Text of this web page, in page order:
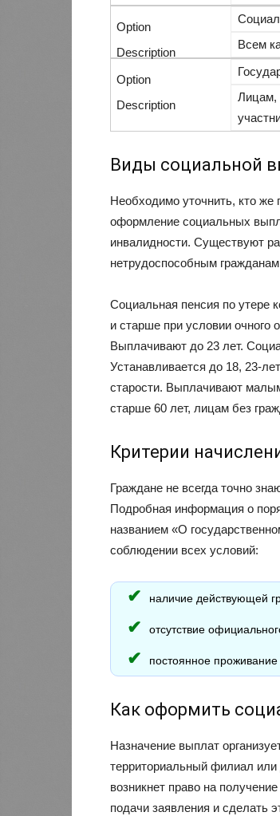
Всем
Лицам,
Виды социальной
Необходимо уточнить, кто же
оформление социальных
инвалидности. Существуют
нетрудоспособным
Социальная пенсия по утере
и старше при условии очного
Выплачивают до 23 лет.
Устанавливается до 18, 23-
старости. Выплачивают
старше 60 лет, лицам без
Критерии
Граждане не всегда точно
Подробная информация о
названием «О
соблюдении всех условий:
наличие действующей
отсутствие
постоянное
Как оформить
Назначение выплат
территориальный филиал или
возникнет право на
подачи заявления и сделать